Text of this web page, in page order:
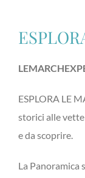
ESPLORA LE
storici alle
e da scoprire.
La Panoramica